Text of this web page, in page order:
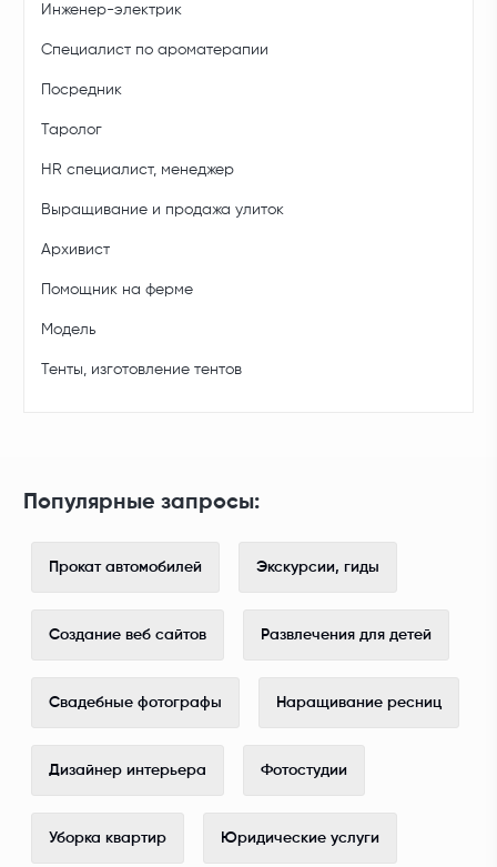
Инженер-электрик
Специалист по ароматерапии
Посредник
Таролог
HR специалист, менеджер
Выращивание и продажа улиток
Архивист
Помощник на ферме
Модель
Тенты, изготовление тентов
Популярные запросы:
Прокат автомобилей Экскурсии, гиды
Создание веб сайтов Развлечения для детей
Свадебные фотографы Наращивание ресниц
Дизайнер интерьера Фотостудии
Уборка квартир Юридические услуги